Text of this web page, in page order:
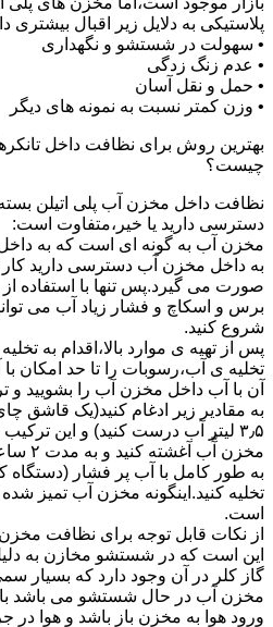
پلاستیکی به دلایل زیر اقبال بیشتری
• سهولت در شستشو و نگهداری
• عدم زنگ زدگی
• حمل و نقل آسان
• وزن کمتر نسبت به نمونه های دیگر
بهترین روش برای نظافت داخل
چیست؟
نظافت داخل مخزن آب پلی اتیلن
دسترسی دارید یا خیر،متفاوت است:
مخزن آب به گونه ای است که به
به داخل مخزن آب دسترسی دارید
صورت می گیرد.پس تنها با استفاده
برس و اسکاچ و فشار زیاد آب می
شروع کنید.
پس از تهیه ی موارد بالا،اقدام به
تخلیه ی آب،رسوبات را تا حد امکان با
آن با آب داخل مخزن آب را بشویید و
به مقادیر زیر ادغام کنید(یک قاشق
۳٫۵ لیتر آب درست کنید) و این
مخزن
به طور کامل با آب پر فشار
تخلیه کنید.اینگونه مخزن آب تمیز
است.
از نکات قابل توجه برای نظافت
این است که در شستشو مخازن به
گاز کلر در آن وجود دارد که بسیار
مخزن آب در حال شستشو می باشد
ورود هوا به مخزن باز باشد و هوا در